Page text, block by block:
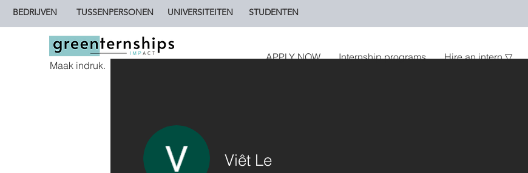
BEDRIJVEN TUSSENPERSONEN UNIVERSITEITEN STUDENTEN
Maak indruk.
APPLY NOW Internship programs Hire an intern ▽
Viêt Le